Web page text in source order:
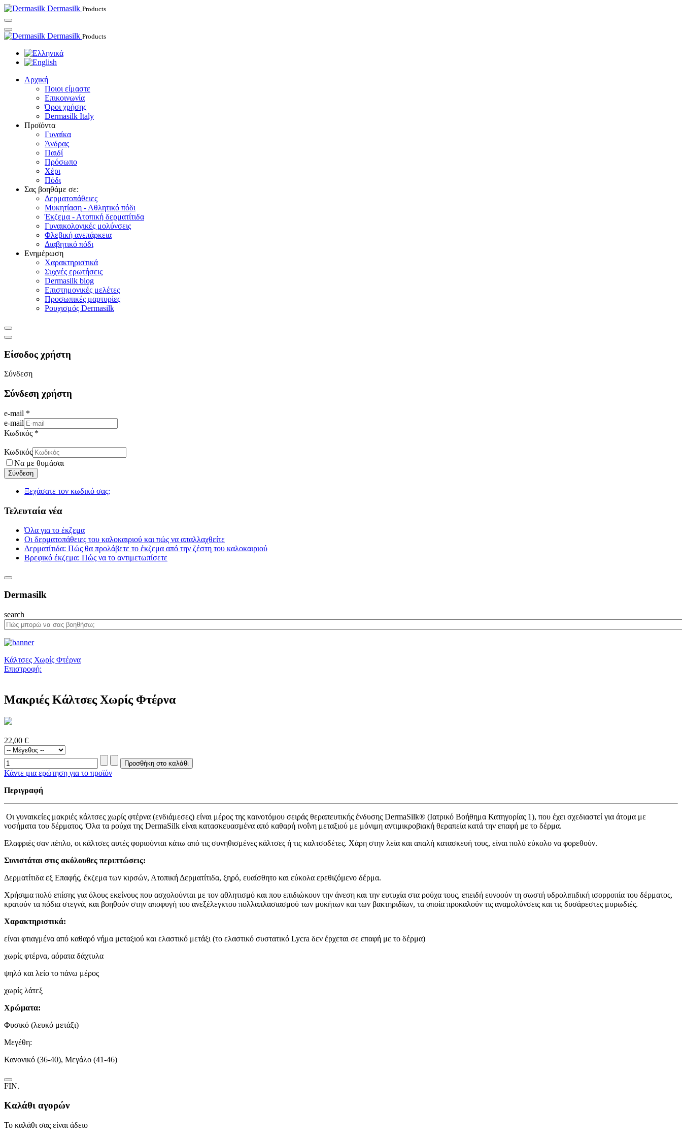
Dermasilk Products
Dermasilk Products
Αρχική
Ποιοι είμαστε
Επικοινωνία
Όροι χρήσης
Dermasilk Italy
Προϊόντα
Γυναίκα
Άνδρας
Παιδί
Πρόσωπο
Χέρι
Πόδι
Σας βοηθάμε σε:
Δερματοπάθειες
Μυκητίαση - Αθλητικό πόδι
Έκζεμα - Ατοπική δερματίτιδα
Γυναικολογικές μολύνσεις
Φλεβική ανεπάρκεια
Διαβητικό πόδι
Ενημέρωση
Χαρακτηριστικά
Συχνές ερωτήσεις
Dermasilk blog
Επιστημονικές μελέτες
Προσωπικές μαρτυρίες
Ρουχισμός Dermasilk
Είσοδος χρήστη
Σύνδεση
Σύνδεση χρήστη
e-mail *
e-mail
Κωδικός *
Κωδικός
Να με θυμάσαι
Ξεχάσατε τον κωδικό σας;
Τελευταία νέα
Όλα για το έκζεμα
Οι δερματοπάθειες του καλοκαιριού και πώς να απαλλαχθείτε
Δερματίτιδα: Πώς θα προλάβετε το έκζεμα από την ζέστη του καλοκαιριού
Βρεφικό έκζεμα: Πώς να το αντιμετωπίσετε
Dermasilk
search
Κάλτσες Χωρίς Φτέρνα
Επιστροφή:
Μακριές Κάλτσες Χωρίς Φτέρνα
22,00 €
Κάντε μια ερώτηση για το προϊόν
Περιγραφή
Οι γυναικείες μακριές κάλτσες χωρίς φτέρνα (ενδιάμεσες) είναι μέρος της καινοτόμου σειράς θεραπευτικής ένδυσης DermaSilk® (Ιατρικό Βοήθημα Κατηγορίας 1), που έχει σχεδιαστεί για άτομα με
νοσήματα του δέρματος. Όλα τα ρούχα της DermaSilk είναι κατασκευασμένα από καθαρή ινοΐνη μεταξιού με μόνιμη αντιμικροβιακή θεραπεία κατά την επαφή με το δέρμα.
Ελαφριές σαν πέπλο, οι κάλτσες αυτές φοριούνται κάτω από τις συνηθισμένες κάλτσες ή τις καλτσοδέτες. Χάρη στην λεία και απαλή κατασκευή τους, είναι πολύ εύκολο να φορεθούν.
Συνιστάται στις ακόλουθες περιπτώσεις:
Δερματίτιδα εξ Επαφής, έκζεμα των κιρσών, Ατοπική Δερματίτιδα, ξηρό, ευαίσθητο και εύκολα ερεθιζόμενο δέρμα.
Χρήσιμα πολύ επίσης για όλους εκείνους που ασχολούνται με τον αθλητισμό και που επιδιώκουν την άνεση και την ευτυχία στα ρούχα τους, επειδή ευνοούν τη σωστή υδρολιπιδική ισορροπία του δέρματος,
κρατούν τα πόδια στεγνά, και βοηθούν στην αποφυγή του ανεξέλεγκτου πολλαπλασιασμού των μυκήτων και των βακτηριδίων, τα οποία προκαλούν τις αναμολύνσεις και τις δυσάρεστες μυρωδιές.
Χαρακτηριστικά:
είναι φτιαγμένα από καθαρό νήμα μεταξιού και ελαστικό μετάξι (το ελαστικό συστατικό Lycra δεν έρχεται σε επαφή με το δέρμα)
χωρίς φτέρνα, αόρατα δάχτυλα
ψηλό και λείο το πάνω μέρος
χωρίς λάτεξ
Χρώματα:
Φυσικό (λευκό μετάξι)
Μεγέθη:
Κανονικό (36-40), Μεγάλο (41-46)
FIN.
Καλάθι αγορών
Το καλάθι σας είναι άδειο